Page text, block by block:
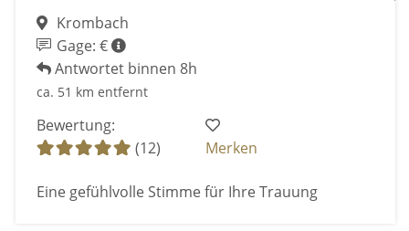
Krombach
Gage: €
Antwortet binnen 8h
ca. 51 km entfernt
Bewertung:
(12)
Merken
Eine gefühlvolle Stimme für Ihre Trauung